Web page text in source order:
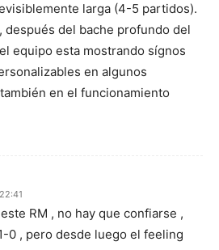
larga (4-5 partidos).
después del bache profundo del
equipo esta mostrando sígnos
en algunos
en el funcionamiento
RM , no hay que confiarse ,
0 , pero desde luego el feeling